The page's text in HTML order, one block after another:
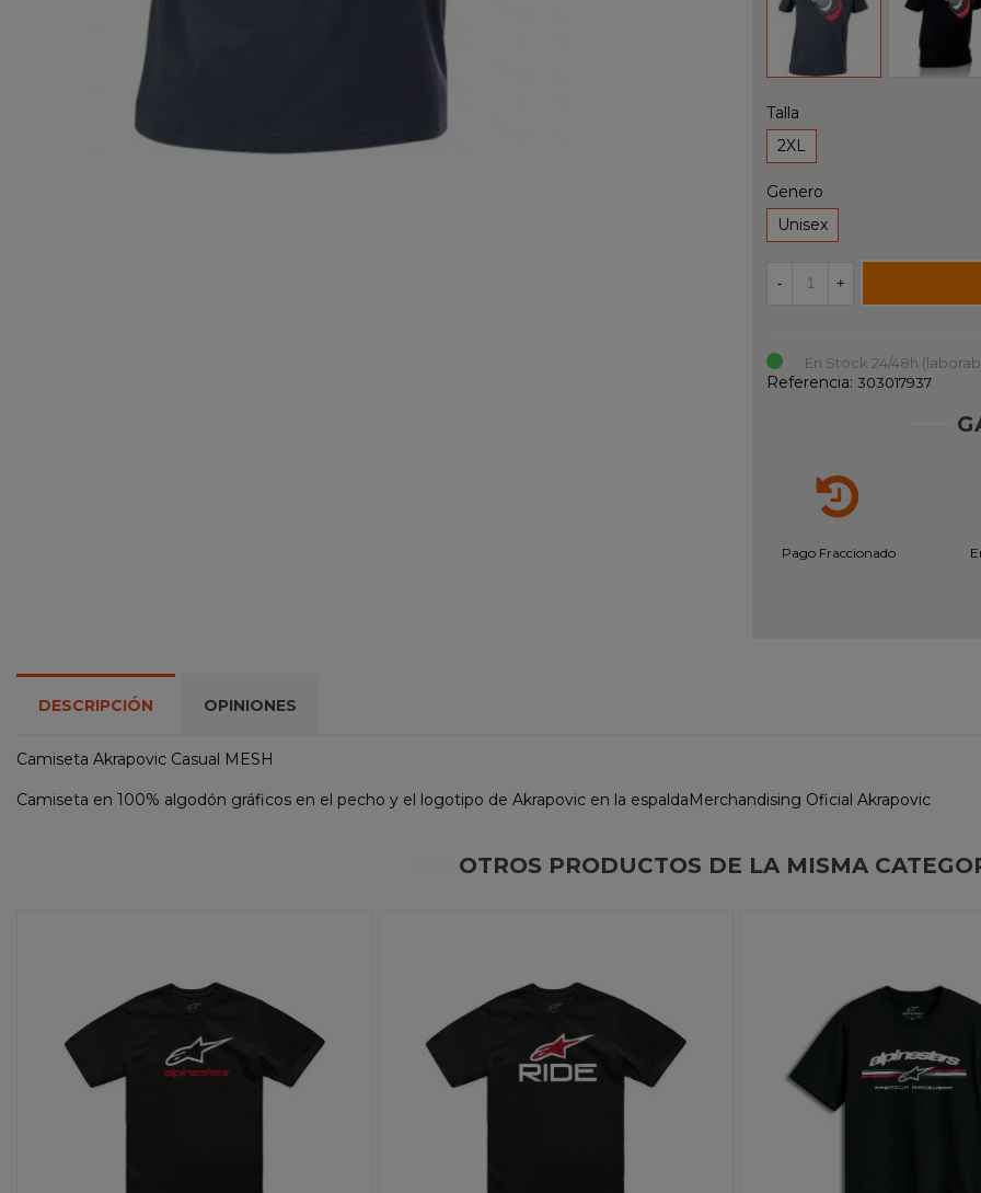
Talla
2XL
Genero
Unisex
- +
En Stock 24/48h
Referencia: 303017937
Pago Fraccionado
DESCRIPCIÓN OPINIONES
Camiseta Akrapovic Casual MESH
Camiseta en 100% algodón gráficos en el pecho y el logotipo de Akrapovic en la espaldaMerchandising Oficial Akrapovic
OTROS PRODUCTOS DE LA MISMA